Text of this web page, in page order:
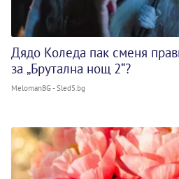
Дядо Коледа пак сменя
за „Брутална нощ 2“?
MelomanBG - Sled5.bg